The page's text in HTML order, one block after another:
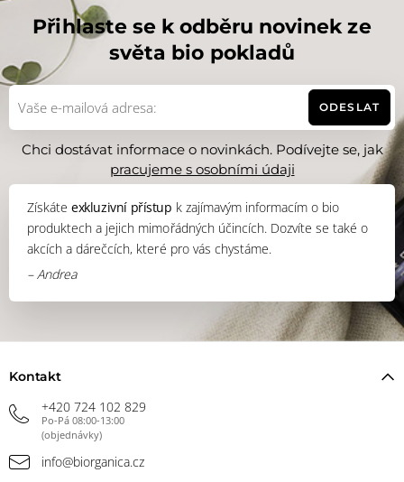
Přihlaste se k odběru novinek ze
světa bio pokladů
ODESLAT
Chci dostávat informace o novinkách. Podívejte se, jak
pracujeme s osobními údaji
Získáteexkluzivní přístup k zajímavým informacím o bio
produktech a jejich mimořádných účincích. Dozvíte se také o
akcích a dárečcích, které pro vás chystáme.
– Andrea
Kontakt
+420 724 102 829
Po-Pá 08:00-13:00
(objednávky)
info@biorganica.cz